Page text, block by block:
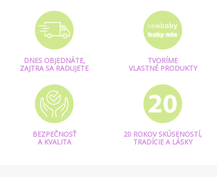
DNES OBJEDNÁTE,
ZAJTRA SA RADUJETE
TVORÍME
VLASTNÉ PRODUKTY
BEZPEČNOSŤ
A KVALITA
20 ROKOV SKÚSENOSTÍ,
TRADÍCIE A LÁSKY